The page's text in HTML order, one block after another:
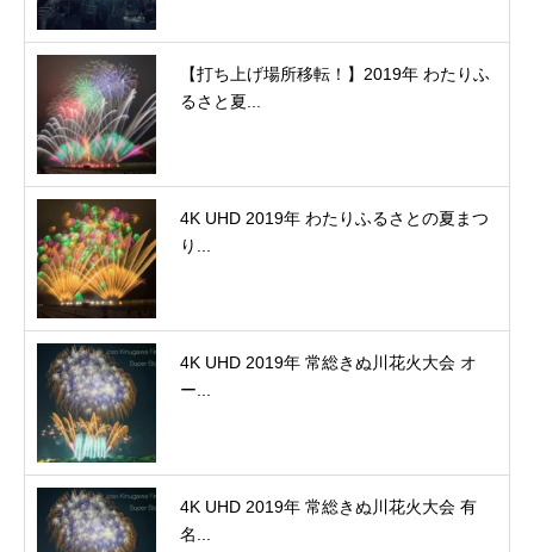
【打ち上げ場所移転！】2019年 わたりふ
るさと夏...
4K UHD 2019年 わたりふるさとの夏まつ
り...
4K UHD 2019年 常総きぬ川花火大会 オ
ー...
4K UHD 2019年 常総きぬ川花火大会 有
名...